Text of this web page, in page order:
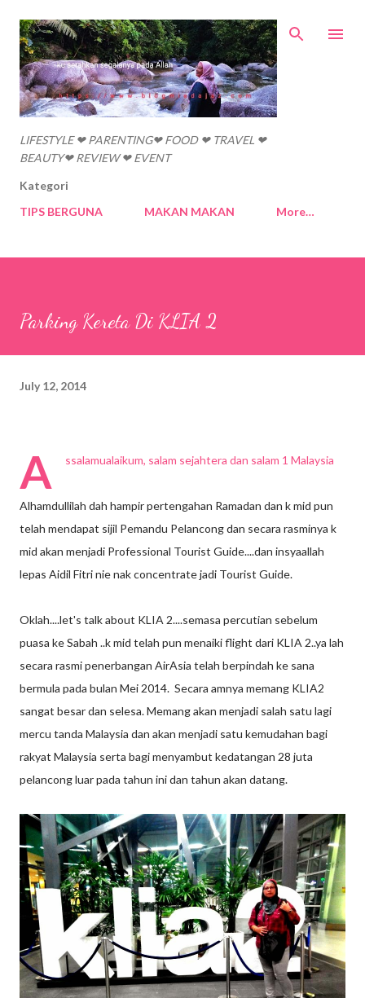
Skip to main content
LIFESTYLE ❤ PARENTING❤ FOOD ❤ TRAVEL ❤
BEAUTY❤ REVIEW ❤ EVENT
Kategori
TIPS BERGUNA
MAKAN MAKAN More…
Parking Kereta Di KLIA 2
July 12, 2014
A ssalamualaikum, salam sejahtera dan salam 1 Malaysia
Alhamdullilah dah hampir pertengahan Ramadan dan k mid pun
telah mendapat sijil Pemandu Pelancong dan secara rasminya k
mid akan menjadi Professional Tourist Guide....dan insyaallah
lepas Aidil Fitri nie nak concentrate jadi Tourist Guide.
Oklah....let's talk about KLIA 2....semasa percutian sebelum
puasa ke Sabah ..k mid telah pun menaiki flight dari KLIA 2..ya lah
secara rasmi penerbangan AirAsia telah berpindah ke sana
bermula pada bulan Mei 2014. Secara amnya memang KLIA2
sangat besar dan selesa. Memang akan menjadi salah satu lagi
mercu tanda Malaysia dan akan menjadi satu kemudahan bagi
rakyat Malaysia serta bagi menyambut kedatangan 28 juta
pelancong luar pada tahun ini dan tahun akan datang.